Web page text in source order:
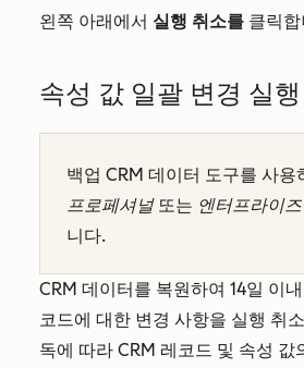
왼쪽 아래에서 실행 취소를 클릭
속성 값 일괄 변경 실
백업 CRM 데이터 도구를 사용
프로페셔널 또는 엔터프라이즈
니다.
CRM 데이터를 복원하여 14일 이
코드에 대한 변경 사항을 실행 취
독에 따라 CRM 레코드 및 속성 값